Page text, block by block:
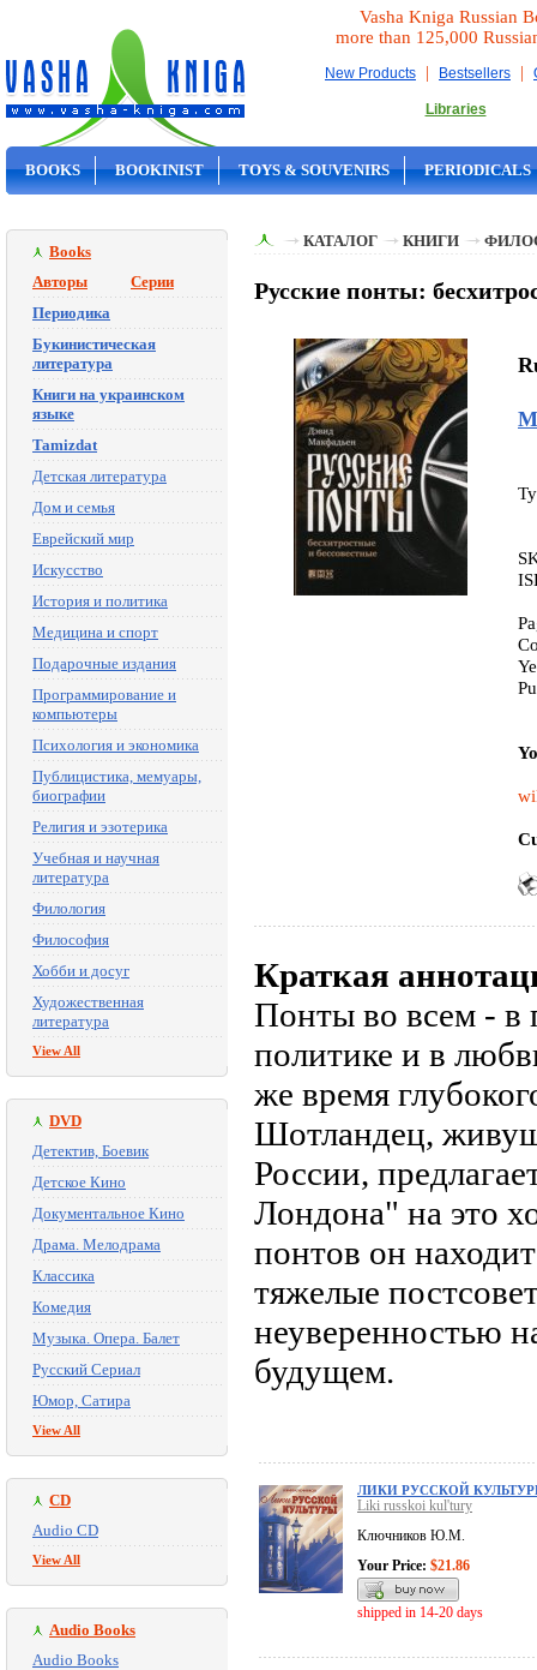
Vasha Kniga Russian
more than 125,000
New Products | Bestsellers |
Libraries
BOOKS BOOKINIST TOYS & SOUVENIRS PERIODICALS
Books
Авторы
Серии
Периодика
Букинистическая
литература
Книги на украинском
языке
Tamizdat
Детская литература
Дом и семья
Еврейский мир
Искусство
История и политика
Медицина и спорт
Подарочные издания
Программирование и
компьютеры
Психология и экономика
Публицистика, мемуары,
биографии
Религия и эзотерика
Учебная и научная
литература
Филология
Философия
Хобби и досуг
Художественная
литература
View All
DVD
Детектив, Боевик
Детское Кино
Документальное Кино
Драма. Мелодрама
Классика
Комедия
Музыка. Опера. Балет
Русский Сериал
Юмор, Сатира
View All
CD
Audio CD
View All
Audio Books
Audio Books
КАТАЛОГ КНИГИ
Русские понты:
Краткая
Понты во всем - в
политике и в
же время
Шотландец,
России,
Лондона" на это
понтов он
тяжелые
неуверенностью
будущем.
ЛИКИ РУССКОЙ
Liki russkoi kul'tury
Ключников Ю.М.
Your Price: $21.86
shipped in 14-20 days